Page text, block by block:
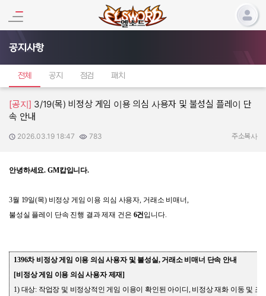
공지사항
전체 공지 점검 패치
[공지] 3/19(목) 비정상 게임 이용 의심 사용자 및 불성실 플레이 단
속 안내
작성일:
2026.03.19 18:47
조회수: 783 주소복사
안녕하세요. GM캅입니다.
3월 19일(목) 비정상 게임 이용 의심 사용자, 거래소 비매너,
불성실 플레이 단속 진행 결과 제재 건은 6건입니다.
1396차 비정상 게임 이용 의심 사용자 및 불성실, 거래소 비매너 단속 안내
[비정상 게임 이용 의심 사용자 제재]
1) 대상: 작업장 및 비정상적인 게임 이용이 확인된 아이디 , 비정상 재화 이동 및 조